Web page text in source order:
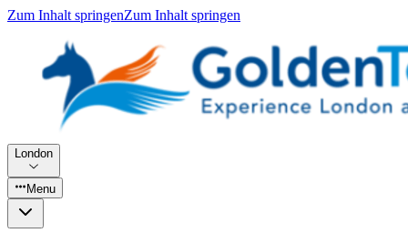
Zum Inhalt springenZum Inhalt springen
London
Menu